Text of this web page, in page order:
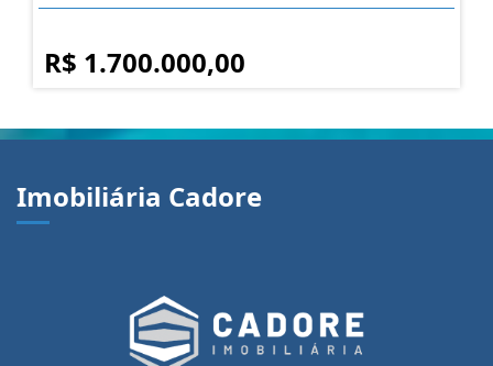
R$ 1.700.000,00
Imobiliária Cadore